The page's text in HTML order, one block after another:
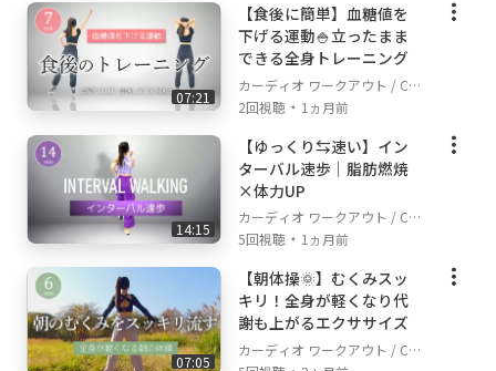
07:21
【食後に簡単】血糖値を
下げる運動🍚立ったまま
できる全身トレーニング
カーディオ ワークアウト / Car
dio Workout
2回視聴 ・ 1ヵ月前
14:15
【ゆっくり⇆速い】イン
ターバル速歩｜脂肪燃焼
×体力UP
カーディオ ワークアウト / Car
dio Workout
5回視聴 ・ 1ヵ月前
07:05
【朝体操🌞】むくみスッ
キリ！全身が軽くなり代
謝も上がるエクササイズ
カーディオ ワークアウト / Car